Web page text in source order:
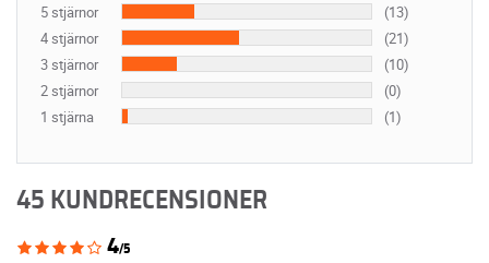
5 stjärnor
(13)
4 stjärnor
(21)
3 stjärnor
(10)
2 stjärnor
(0)
1 stjärna
(1)
45 KUNDRECENSIONER
4/5